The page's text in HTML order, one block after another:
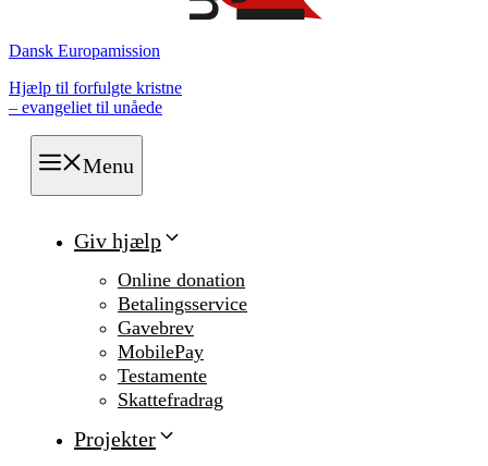
Dansk Europamission
Hjælp til forfulgte kristne
– evangeliet til unåede
Menu
Giv hjælp
Online donation
Betalingsservice
Gavebrev
MobilePay
Testamente
Skattefradrag
Projekter